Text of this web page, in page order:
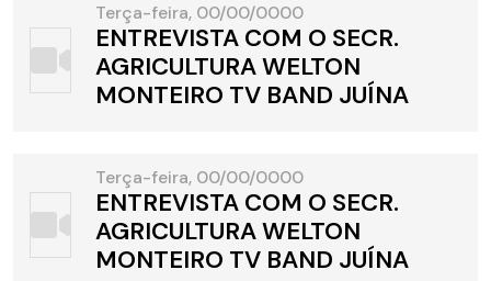
Terça-feira, 00/00/0000
ENTREVISTA COM O SECR.
AGRICULTURA WELTON
MONTEIRO TV BAND JUÍNA
Terça-feira, 00/00/0000
ENTREVISTA COM O SECR.
AGRICULTURA WELTON
MONTEIRO TV BAND JUÍNA